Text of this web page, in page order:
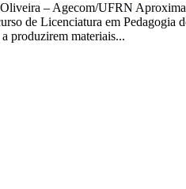
– Agecom/UFRN
de Licenciatura em Pedagogia
produzirem materiais...